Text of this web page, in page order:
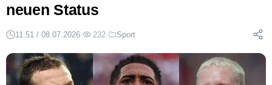
neuen Status
11:51 / 08.07.2026· 232· Sport